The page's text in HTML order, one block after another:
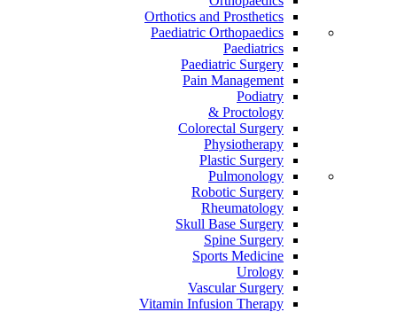
Orthotics and Prosthetics
Paediatric Orthopaedics
Paediatrics
Paediatric Surgery
Pain Management
Podiatry
Proctology &
Colorectal Surgery
Physiotherapy
Plastic Surgery
Pulmonology
Robotic Surgery
Rheumatology
Skull Base Surgery
Spine Surgery
Sports Medicine
Urology
Vascular Surgery
Vitamin Infusion Therapy